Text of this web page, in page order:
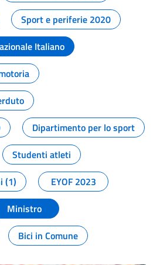
Sport e periferie 2020
Italiano
Dipartimento per lo sport
Studenti atleti
(1)
EYOF 2023
Ministro
Bici in Comune